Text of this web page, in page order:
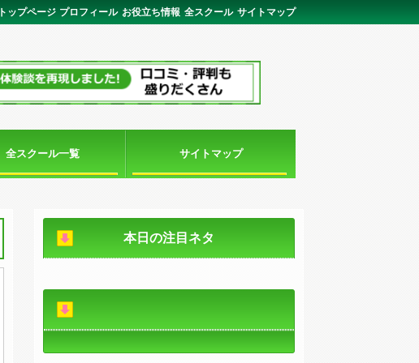
サイトマップ
全スクール
お役立ち情報
プロフィール
トップページ
全スクール一覧 サイトマップ
本日の注目ネタ